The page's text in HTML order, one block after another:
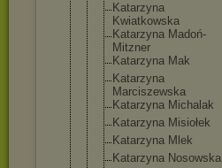
Katarzyna
Kwiatkowska
Katarzyna Madoń-
Mitzner
Katarzyna Mak
Katarzyna
Marciszewska
Katarzyna Michalak
Katarzyna Misiołek
Katarzyna Mlek
Katarzyna Nosowska